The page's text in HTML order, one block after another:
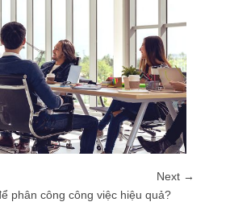
Next →
phân công công việc hiệu quả?